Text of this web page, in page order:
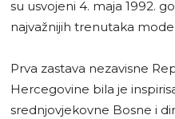
su usvojeni 4. maja 1992.
najvažnijih trenutaka
Prva zastava nezavisne
Hercegovine bila je
srednjovjekovne Bosne i